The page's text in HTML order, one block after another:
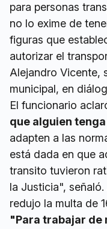
para personas
no lo exime de
figuras que
autorizar el
Alejandro Vicente,
municipal, en
El funcionario
que alguien
adapten a las
está dada en que
transito tuvieron
la Justicia",
redujo la multa de
"Para trabajar de